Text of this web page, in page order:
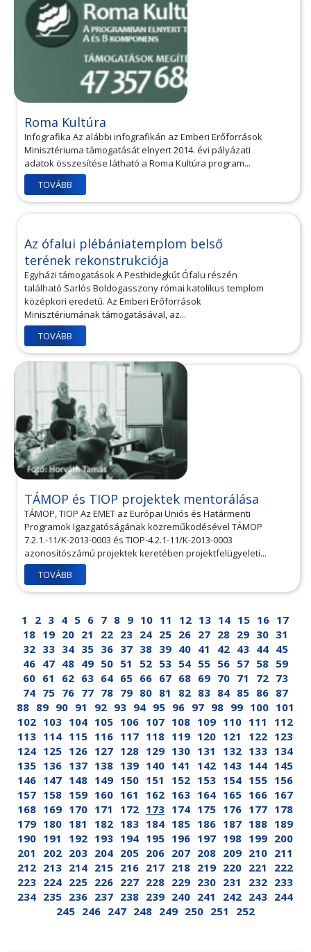
Roma Kultúra
Infografika Az alábbi infografikán az Emberi Erőforrások
Minisztériuma támogatását elnyert 2014. évi pályázati
adatok összesítése látható a Roma Kultúra program...
TOVÁBB
Az ófalui plébániatemplom belső
terének rekonstrukciója
Egyházi támogatások A Pesthidegkút Ófalu részén
található Sarlós Boldogasszony római katolikus templom
középkori eredetű. Az Emberi Erőforrások
Minisztériumának támogatásával, az...
TOVÁBB
TÁMOP és TIOP projektek mentorálása
TÁMOP, TIOP Az EMET az Európai Uniós és Határmenti
Programok Igazgatóságának közreműködésével TÁMOP
7.2.1.-11/K-2013-0003 és TIOP-4.2.1-11/K-2013-0003
azonosítószámú projektek keretében projektfelügyeleti...
TOVÁBB
1 2 3 4 5 6 7 8 9 10 11 12 13 14 15 16 17
18 19 20 21 22 23 24 25 26 27 28 29 30 31
32 33 34 35 36 37 38 39 40 41 42 43 44 45
46 47 48 49 50 51 52 53 54 55 56 57 58 59
60 61 62 63 64 65 66 67 68 69 70 71 72 73
74 75 76 77 78 79 80 81 82 83 84 85 86 87
88 89 90 91 92 93 94 95 96 97 98 99 100 101
102 103 104 105 106 107 108 109 110 111
112
113 114 115 116 117 118 119 120 121 122 123
124 125 126 127 128 129 130 131 132 133 134
135 136 137 138 139 140 141 142 143 144 145
146 147 148 149 150 151 152 153 154 155 156
157 158 159 160 161 162 163 164 165 166 167
168 169 170 171 172 173 174 175 176 177 178
179 180 181 182 183 184 185 186 187 188 189
190 191 192 193 194 195 196 197 198 199 200
201
202 203 204 205 206 207 208 209 210 211
212 213 214 215 216 217 218 219 220 221
222
223 224 225 226 227 228 229 230 231 232 233
234 235 236 237 238 239 240 241 242 243 244
245 246 247 248 249 250 251 252